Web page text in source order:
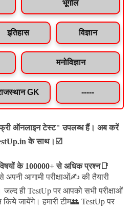
भूगोल
इतिहास विज्ञान
मनोविज्ञान
GK -----
ऑनलाइन टेस्ट" उपलब्ध हैं। अब करें
के साथ।☑️
के 100000+ से अधिक प्रश्न📑
अपनी आगामी परीक्षाओं✍️ की तैयारी
जल्द ही TestUp पर आपको सभी परीक्षाओं
जायेंगे। हमारी टीम👥 TestUp पर